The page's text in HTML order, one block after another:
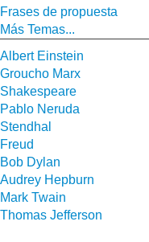
Frases de propuesta
Más Temas...
Albert Einstein
Groucho Marx
Shakespeare
Pablo Neruda
Stendhal
Freud
Bob Dylan
Audrey Hepburn
Mark Twain
Thomas Jefferson